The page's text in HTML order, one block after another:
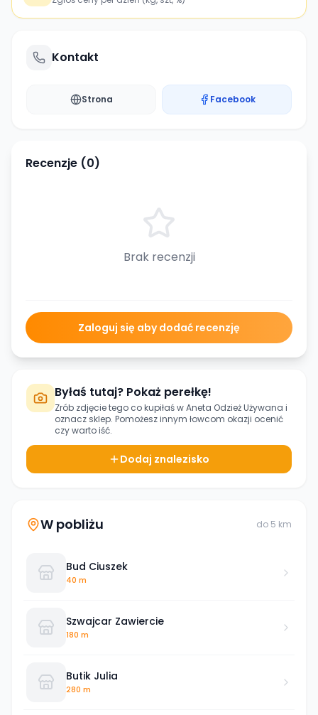
Kontakt
Strona Facebook
Recenzje (0)
Brak recenzji
Zaloguj się aby dodać recenzję
Byłaś tutaj? Pokaż perełkę!
Zrób zdjęcie tego co kupiłaś wAneta Odzież Używana i
oznacz sklep. Pomożesz innym łowcom okazji ocenić
czy warto iść.
Dodaj znalezisko
W pobliżu do 5 km
Bud Ciuszek
40 m
Szwajcar Zawiercie
180 m
Butik Julia
280 m